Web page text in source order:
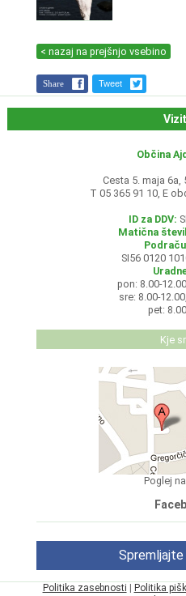
< nazaj na prejšnjo vsebino
Share Tweet
Občina
Cesta 5. maja 6a,
T 05 365 91 10, E
ID za DDV:
Matična
SI56 0120
pon: 8.00-
sre: 8.00-
pet:
Kje
Poglej
Spremljajte
Politika zasebnosti Politika